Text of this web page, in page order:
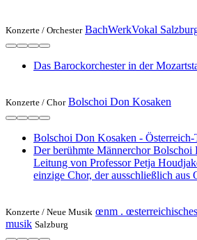
Konzerte / Orchester BachWerkVokal
Das Barockorchester in der
Konzerte / Chor Bolschoi Don Kosaken
Bolschoi Don Kosaken - Österreich-
Der berühmte Männerchor Bolschoi
Leitung von Professor Petja
einzige Chor, der ausschließlich aus
Konzerte / Neue Musik œnm .
musik Salzburg